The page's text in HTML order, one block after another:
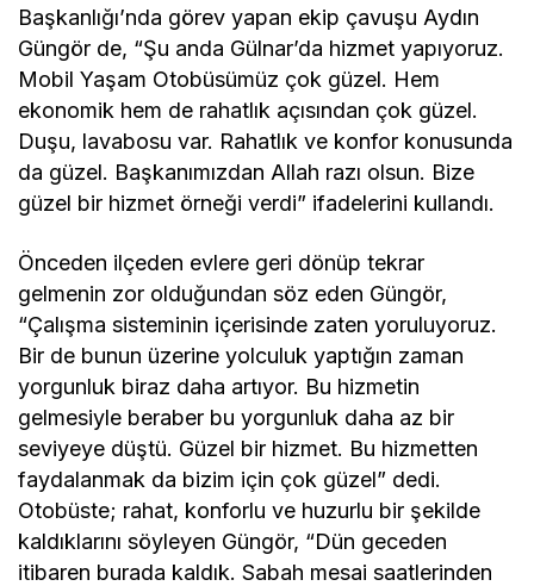
Başkanlığı’nda görev yapan ekip çavuşu Aydın
Güngör de, “Şu anda Gülnar’da hizmet yapıyoruz.
Mobil Yaşam Otobüsümüz çok güzel. Hem
ekonomik hem de rahatlık açısından çok güzel.
Duşu, lavabosu var. Rahatlık ve konfor konusunda
da güzel. Başkanımızdan Allah razı olsun. Bize
güzel bir hizmet örneği verdi” ifadelerini kullandı.
Önceden ilçeden evlere geri dönüp tekrar
gelmenin zor olduğundan söz eden Güngör,
“Çalışma sisteminin içerisinde zaten yoruluyoruz.
Bir de bunun üzerine yolculuk yaptığın zaman
yorgunluk biraz daha artıyor. Bu hizmetin
gelmesiyle beraber bu yorgunluk daha az bir
seviyeye düştü. Güzel bir hizmet. Bu hizmetten
faydalanmak da bizim için çok güzel” dedi.
Otobüste; rahat, konforlu ve huzurlu bir şekilde
kaldıklarını söyleyen Güngör, “Dün geceden
itibaren burada kaldık. Sabah mesai saatlerinden